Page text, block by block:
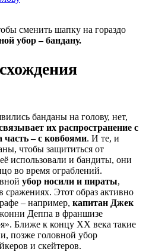
сменить шапку на гораздо
убор – бандану.
банданы на голову, нет,
их распространение с
часть – с ковбоями. И те, и
чтобы защититься от
использовали и бандиты, они
во время ограблений.
убор носили и пираты,
Этот образ активно
– например, капитан Джек
Деппа в франшизе
Ближе к концу XX века такие
позже головной убор
и скейтеров.